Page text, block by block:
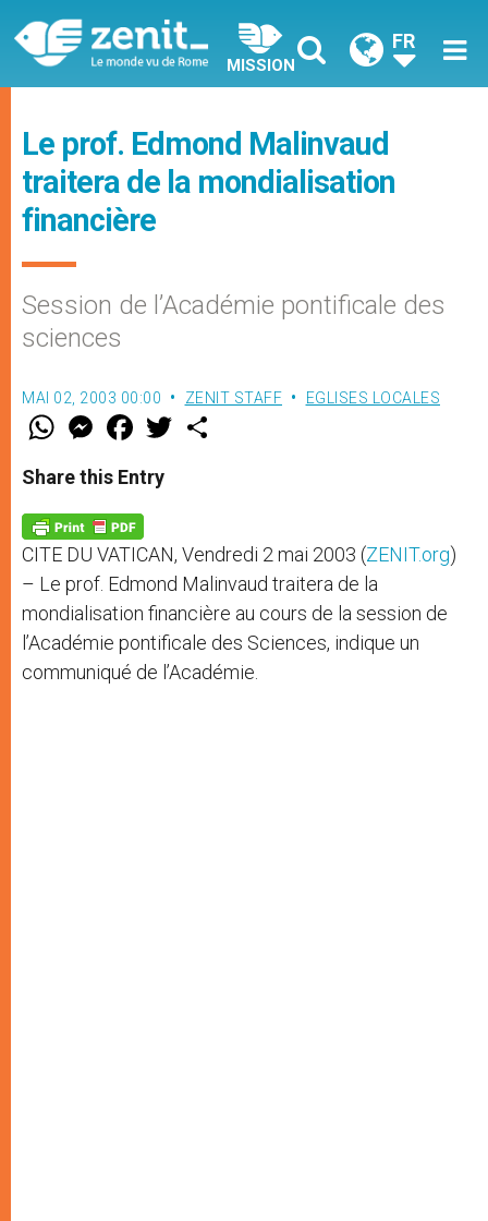
MISSION
FR
Le prof. Edmond Malinvaud
traitera de la mondialisation
financière
Session de l’Académie pontificale des
sciences
MAI 02, 2003 00:00 ZENIT STAFF EGLISES LOCALES
W
t
s
p
p
M
e
s
e
g
e
r
F
a
e
b
o
k
w
Share this Entry
CITE DU VATICAN, Vendredi 2 mai 2003 (ZENIT.org)
– Le prof. Edmond Malinvaud traitera de la
mondialisation financière au cours de la session de
l’Académie pontificale des Sciences, indique un
communiqué de l’Académie.